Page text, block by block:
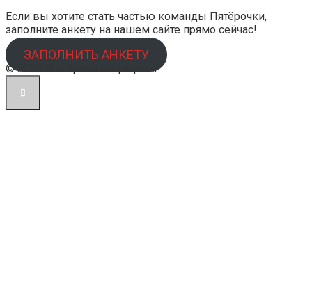
Если вы хотите стать частью команды Пятёрочки,
заполните анкету на нашем сайте прямо сейчас!
ЗАПОЛНИТЬ АНКЕТУ
© 2026 Все права защищены.